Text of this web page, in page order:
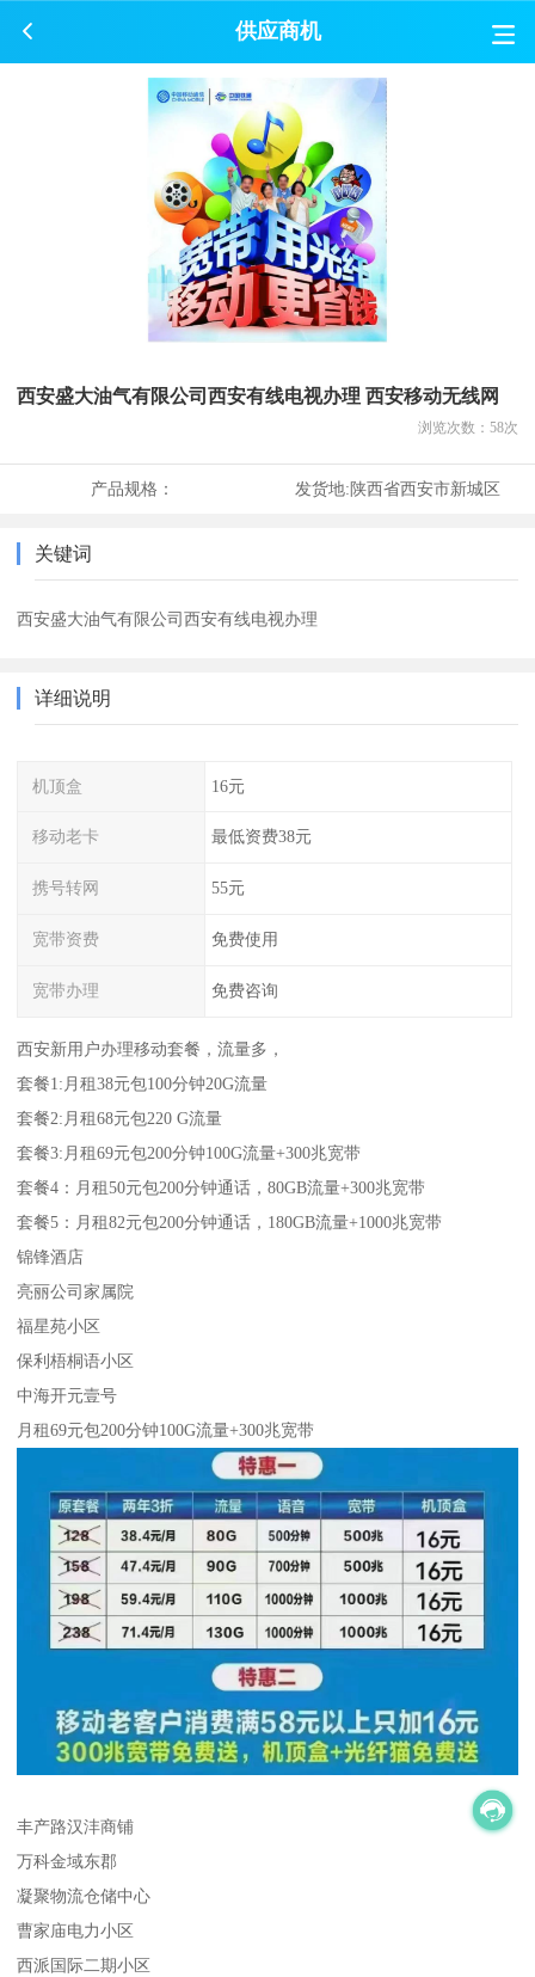
供应商机
西安盛大油气有限公司西安有线电视办理 西安移动无线网
浏览次数： 58次
产品规格： 发货地:陕西省西安市新城区
关键词
西安盛大油气有限公司西安有线电视办理
详细说明
机顶盒 16元
移动老卡 最低资费38元
携号转网 55元
宽带资费 免费使用
宽带办理 免费咨询
西安新用户办理移动套餐，流量多，
套餐1:月租38元包100分钟20G流量
套餐2:月租68元包220 G流量
套餐3:月租69元包200分钟100G流量+300兆宽带
套餐4：月租50元包200分钟通话，80GB流量+300兆宽带
套餐5：月租82元包200分钟通话，180GB流量+1000兆宽带
锦锋酒店
亮丽公司家属院
福星苑小区
保利梧桐语小区
中海开元壹号
月租69元包200分钟100G流量+300兆宽带
丰产路汉沣商铺
万科金域东郡
凝聚物流仓储中心
曹家庙电力小区
西派国际二期小区